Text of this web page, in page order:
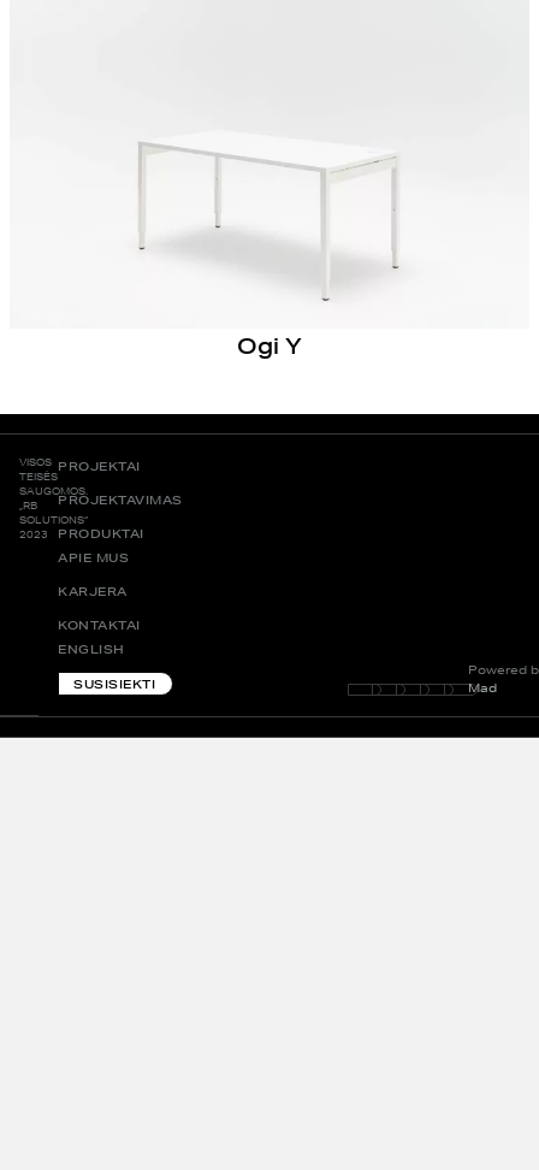
Ogi Y
VISOS
TEISĖS
SAUGOMOS.
„RB
SOLUTIONS“
2023
PROJEKTAI
PROJEKTAVIMAS
PRODUKTAI
APIE MUS
KARJERA
KONTAKTAI
ENGLISH
SUSISIEKTI
Powered
Mad